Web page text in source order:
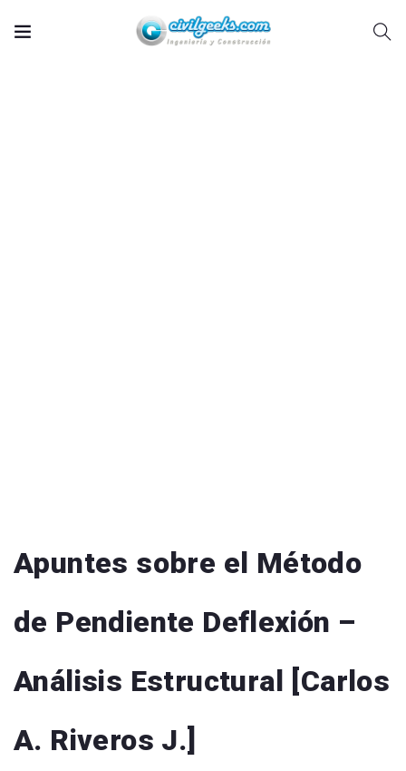
Apuntes sobre el Método
de Pendiente Deflexión –
Análisis Estructural [Carlos
A. Riveros J.]